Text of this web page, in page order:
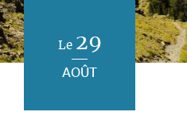
Le 29
AOÛT